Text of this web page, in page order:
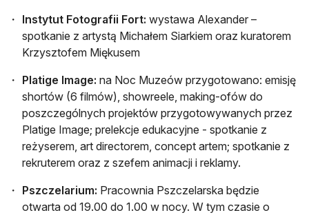
Instytut Fotografii Fort: wystawa Alexander –
spotkanie z artystą Michałem Siarkiem oraz kuratorem
Krzysztofem Miękusem
Platige Image: na Noc Muzeów przygotowano: emisję
shortów (6 filmów), showreele, making-ofów do
poszczególnych projektów przygotowywanych przez
Platige Image; prelekcje edukacyjne - spotkanie z
reżyserem, art directorem, concept artem; spotkanie z
rekruterem oraz z szefem animacji i reklamy.
Pszczelarium: Pracownia Pszczelarska będzie
otwarta od 19.00 do 1.00 w nocy. W tym czasie o